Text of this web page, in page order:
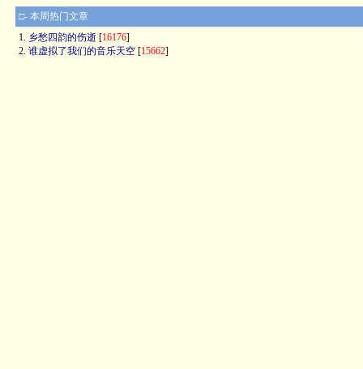
□- 本周热门文章
1. 乡愁四韵的伤逝 [16176]
2. 谁虚拟了我们的音乐天空 [15662]